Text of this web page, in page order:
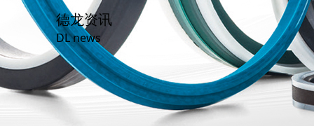
德龙资讯
DL news